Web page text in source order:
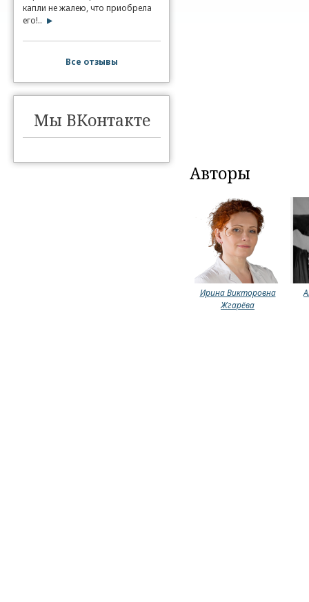
капли не жалею, что приобрела
его!..
Все отзывы
Мы ВКонтакте
Авторы
Ирина Викторовна
Жгарёва